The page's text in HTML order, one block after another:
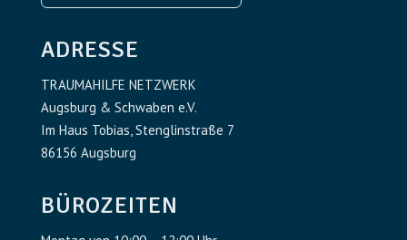
ADRESSE
TRAUMAHILFE NETZWERK
Augsburg & Schwaben e.V.
Im Haus Tobias, Stenglinstraße 7
86156 Augsburg
BÜROZEITEN